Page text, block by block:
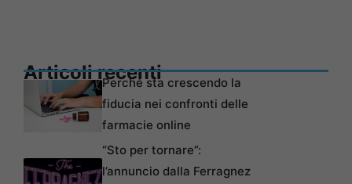
Articoli recentiPerché sta crescendo la
fiducia nei confronti delle
farmacie online
“Sto per tornare”:
l’annuncio dalla Ferragnez